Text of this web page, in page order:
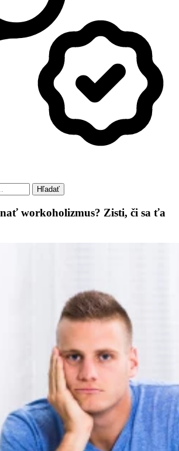
Hľadať
workoholizmus? Zisti, či sa ťa